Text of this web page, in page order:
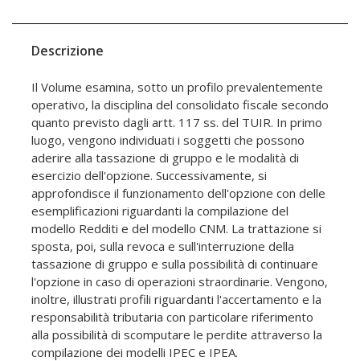
Descrizione
Il Volume esamina, sotto un profilo prevalentemente
operativo, la disciplina del consolidato fiscale secondo
quanto previsto dagli artt. 117 ss. del TUIR. In primo
luogo, vengono individuati i soggetti che possono
aderire alla tassazione di gruppo e le modalità di
esercizio dell'opzione. Successivamente, si
approfondisce il funzionamento dell'opzione con delle
esemplificazioni riguardanti la compilazione del
modello Redditi e del modello CNM. La trattazione si
sposta, poi, sulla revoca e sull'interruzione della
tassazione di gruppo e sulla possibilità di continuare
l'opzione in caso di operazioni straordinarie. Vengono,
inoltre, illustrati profili riguardanti l'accertamento e la
responsabilità tributaria con particolare riferimento
alla possibilità di scomputare le perdite attraverso la
compilazione dei modelli IPEC e IPEA.